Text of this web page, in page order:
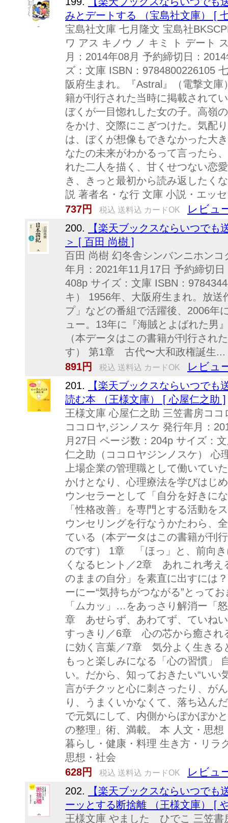
みとデートする （宝島社文庫） [
宝島社文庫 七月隆文 宝島社
ワ アス キノウ ノ キミ ト デート
月：2014年08月 予約締切日：
ズ：文庫 ISBN：9784800226105
阪府生まれ。『Astral』（電撃文
籍が刊行された当時に掲載されて
ぼくが一目惚れした女の子。高嶺
をかけ、交際にこぎつけた。気配
は、ぼくが想像もできなかった大
なたの未来がわかるって言ったら
れた二人を描く、甘くせつない恋
き、きっと最初から読み返したく
説 著者名・な行 文庫 小説・エッ
737円
税込 送料込 カードOK レビュ
200.
【楽天ブックスならいつで
＞ [ 百田 尚樹 ]
百田 尚樹 幻冬舎シンバンニホン
年月：2021年11月17日 予約締切
408p サイズ：文庫 ISBN：
キ） 1956年、大阪府生まれ。放
プ」などの番組で活躍後、2006年
ュー。13年に『海賊とよばれた男
（本データはこの書籍が刊行され
す） 第1章 古代〜大和政権誕生...
891円
税込 送料込 カードOK レビュ
201.
【楽天ブックスならいつで
読む本 （王様文庫） [ 心屋仁之助 ]
王様文庫 心屋仁之助 三笠書房コ
ココロヤ,ジンノスケ 発行年月：
月27日 ページ数：204p サイズ：
仁之助（ココロヤジンノスケ） 心
上場企業の管理職として働いてい
かけとなり、心理療法を学びはじ
ウンセラーとして「自分を好きに
「性格改善」を専門とする活動を
ウンセリングを行なうかたわら、
ている（本データはこの書籍が刊
のです） 1章 「ほっ」と、前向
くなるヒント／2章 あれこれ考え
のままの自分」を素直に出すには
ーにー“気持ちがつながる”とって
「ムカッ」…をあっさり解消ー「
章 あせらず、あわてず、ていね
すっきり／6章 心の芯から癒され
に効く言葉／7章 気分よく生きる
もっと楽しみになる「心の習慣」
い。だから、知っておきたい“いい
言がチクッと心に刺さったり、が
り、うまくいかなくて、落ち込ん
で元気にして、内側からぽかぽか
の整理」術、満載。 本 人文・思
暮らし・健康・料理 生き方・リラ
思想・社会
628円
税込 送料込 カードOK レビュ
202.
【楽天ブックスならいつで
ーッとする断捨離 （王様文庫） [
王様文庫 やました ひでこ 三笠書